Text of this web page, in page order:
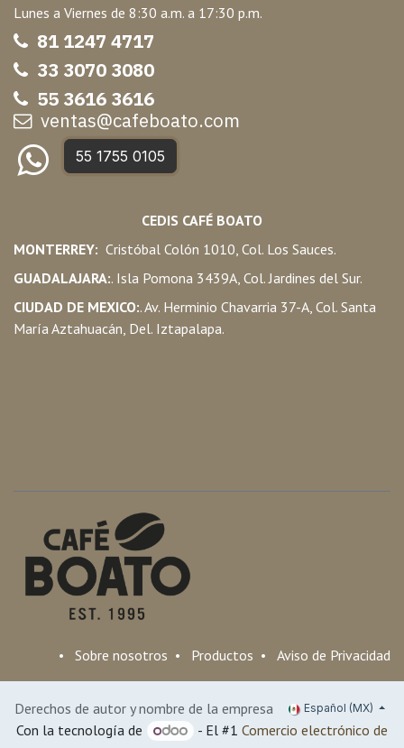
Lunes a Viernes de 8:30 a.m. a 17:30 p.m.
81 1247 4717
33 3070 3080
55 3616 3616
ventas@cafeboato.com
55 1755 0105
CEDIS CAFÉ BOATO
MONTERREY: Cristóbal Colón 1010, Col. Los Sauces.
GUADALAJARA:. Isla Pomona 3439A, Col. Jardines del Sur.
CIUDAD DE MEXICO:. Av. Herminio Chavarria 37-A, Col. Santa
María Aztahuacán, Del. Iztapalapa.
• Sobre nosotros • Productos • Aviso de Privacidad
Derechos de autor y nombre de la empresa Español (MX)
Con la tecnología de - El #1Comercio electrónico de